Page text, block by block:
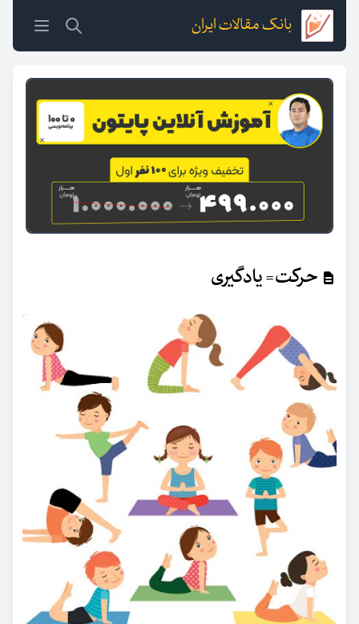
بانک مقالات ایران
حرکت= یادگیری